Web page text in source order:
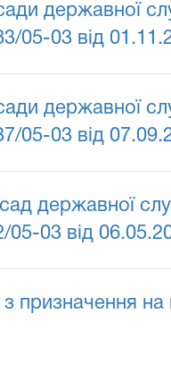
державної
05-03 від
державної
05-03 від
державної
03 від
призначення